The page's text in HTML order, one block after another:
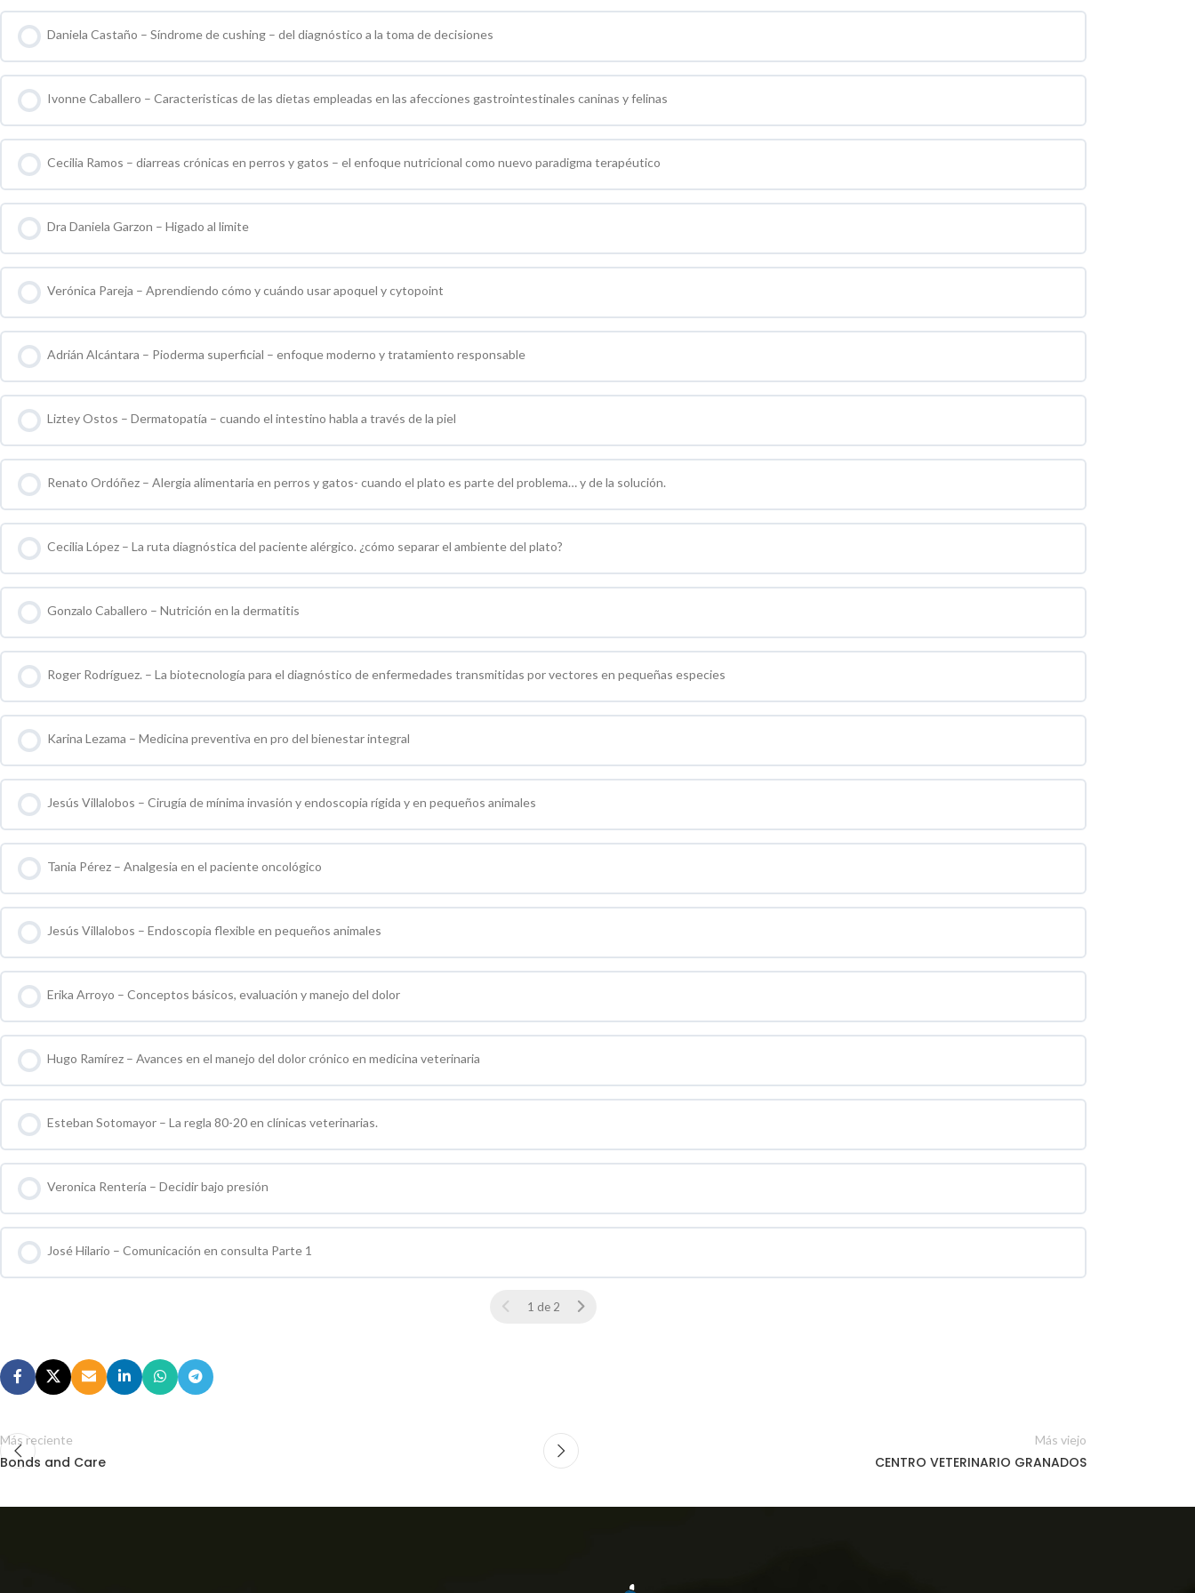
Daniela Castaño – Síndrome de cushing – del diagnóstico a la toma de decisiones
0 % COMPLETO 0 / 0 pasos
Ivonne Caballero – Caracteristicas de las dietas empleadas en las afecciones gastrointestinales caninas y felinas
0 % COMPLETO 0 / 0 pasos
Cecilia Ramos – diarreas crónicas en perros y gatos – el enfoque nutricional como nuevo paradigma terapéutico
0 % COMPLETO 0 / 0 pasos
Dra Daniela Garzon – Higado al limite
0 % COMPLETO 0 / 0 pasos
Verónica Pareja – Aprendiendo cómo y cuándo usar apoquel y cytopoint
0 % COMPLETO 0 / 0 pasos
Adrián Alcántara – Pioderma superficial – enfoque moderno y tratamiento responsable
0 % COMPLETO 0 / 0 pasos
Liztey Ostos – Dermatopatía – cuando el intestino habla a través de la piel
0 % COMPLETO 0 / 0 pasos
Renato Ordóñez – Alergia alimentaria en perros y gatos- cuando el plato es parte del problema… y de la solución.
0 % COMPLETO 0 / 0 pasos
Cecilia López – La ruta diagnóstica del paciente alérgico. ¿cómo separar el ambiente del plato?
0 % COMPLETO 0 / 0 pasos
Gonzalo Caballero – Nutrición en la dermatitis
0 % COMPLETO 0 / 0 pasos
Roger Rodríguez. – La biotecnología para el diagnóstico de enfermedades transmitidas por vectores en pequeñas especies
0 % COMPLETO 0 / 0 pasos
Karina Lezama – Medicina preventiva en pro del bienestar integral
0 % COMPLETO 0 / 0 pasos
Jesús Villalobos – Cirugía de mínima invasión y endoscopia rígida y en pequeños animales
0 % COMPLETO 0 / 0 pasos
Tania Pérez – Analgesia en el paciente oncológico
0 % COMPLETO 0 / 0 pasos
Jesús Villalobos – Endoscopia flexible en pequeños animales
0 % COMPLETO 0 / 0 pasos
Erika Arroyo – Conceptos básicos, evaluación y manejo del dolor
0 % COMPLETO 0 / 0 pasos
Hugo Ramírez – Avances en el manejo del dolor crónico en medicina veterinaria
0 % COMPLETO 0 / 0 pasos
Esteban Sotomayor – La regla 80-20 en clínicas veterinarias.
0 % COMPLETO 0 / 0 pasos
Veronica Rentería – Decidir bajo presión
0 % COMPLETO 0 / 0 pasos
José Hilario – Comunicación en consulta Parte 1
0 % COMPLETO 0 / 0 pasos
1 de 2
Más reciente
Bonds and Care
Más viejo
CENTRO VETERINARIO GRANADOS